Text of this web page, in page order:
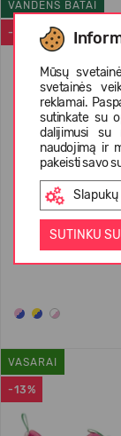
Mūsų
svetainės
reklamai.
sutinkate su
dalijimusi su
naudojimą ir
pakeisti savo
SUTINKU
-37%
VANDENS BATAI
REIMA Toddler
Shoes Moomin
24,99 €39.95(-
-13%
VASARAI